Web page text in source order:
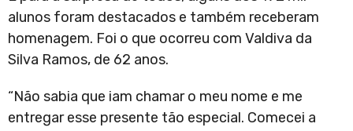
alunos foram destacados e também receberam
homenagem. Foi o que ocorreu com Valdiva da
Silva Ramos, de 62 anos.
“Não sabia que iam chamar o meu nome e me
entregar esse presente tão especial. Comecei a